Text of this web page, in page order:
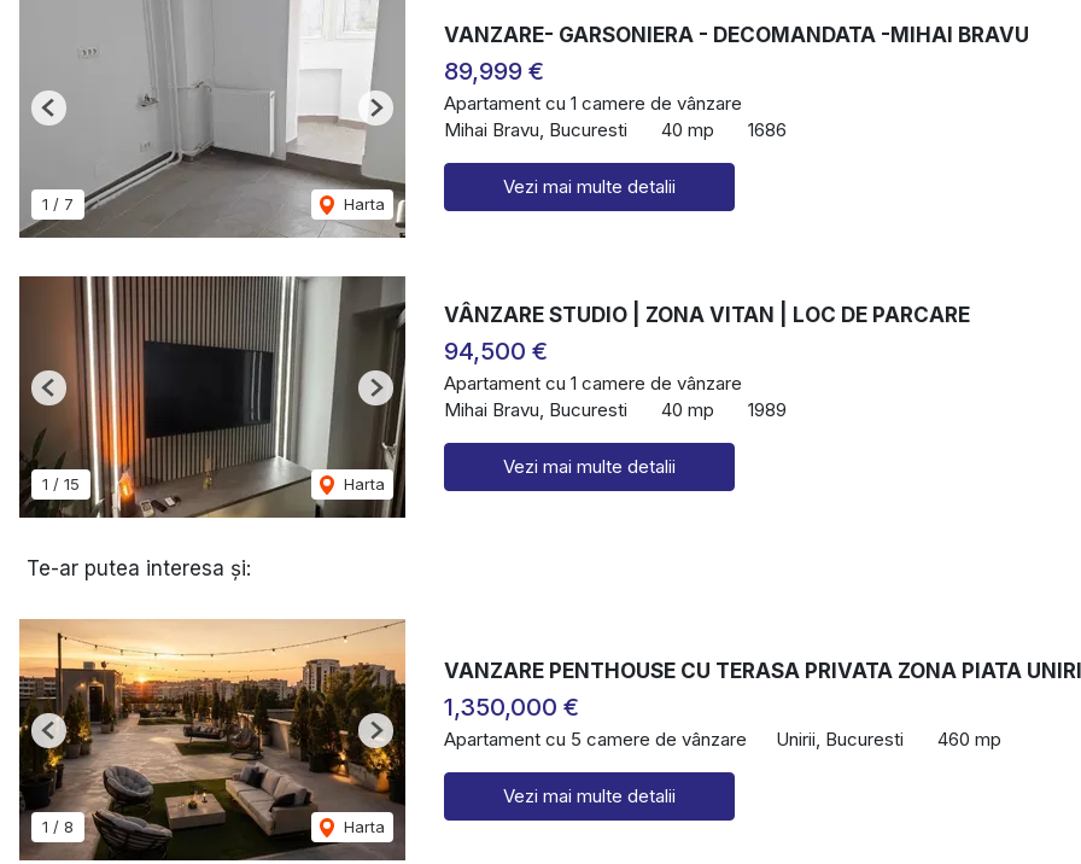
1 / 7 Harta
Previous Next
VANZARE- GARSONIERA - DECOMANDATA -MIHAI BRAVU
89,999 €
Apartament cu 1 camere de vânzare
Mihai Bravu, Bucuresti
40 mp 1686
Vezi mai multe detalii
1 / 15 Harta
Previous Next
VÂNZARE STUDIO | ZONA VITAN | LOC DE PARCARE
94,500 €
Apartament cu 1 camere de vânzare
Mihai Bravu, Bucuresti
40 mp 1989
Vezi mai multe detalii
Te-ar putea interesa și:
1 / 8 Harta
Previous Next
VANZARE PENTHOUSE CU TERASA PRIVATA ZONA PIATA
1,350,000 €
Apartament cu 5 camere de vânzare Unirii, Bucuresti 460 mp
Vezi mai multe detalii